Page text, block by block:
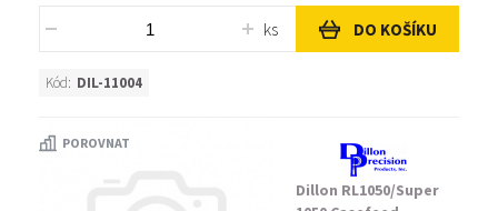
ks DO KOŠÍKU
Kód: DIL-11004
POROVNAT
Dillon RL1050/Super